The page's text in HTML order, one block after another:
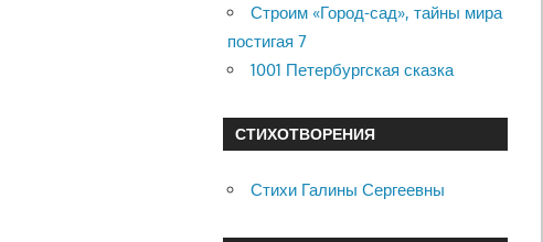
Строим «Город-сад», тайны мира
постигая 7
1001 Петербургская сказка
СТИХОТВОРЕНИЯ
Стихи Галины Сергеевны